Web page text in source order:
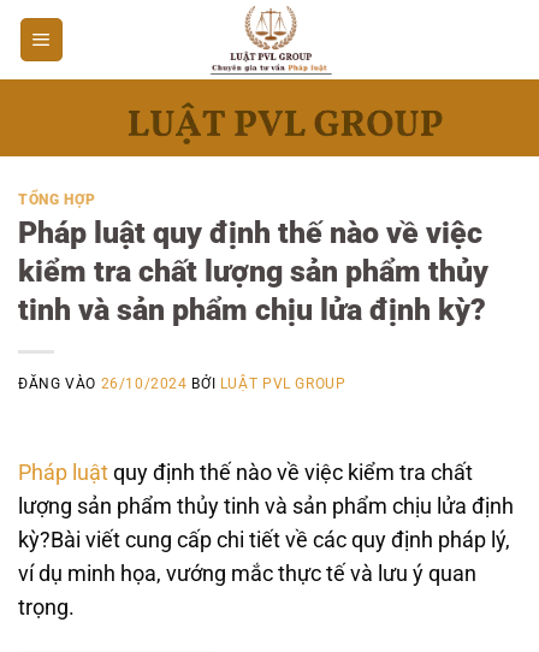
Bỏ
qua
nội
TỔNG HỢP
Pháp luật quy định thế nào về việc
kiểm tra chất lượng sản phẩm thủy
tinh và sản phẩm chịu lửa định kỳ?
ĐĂNG VÀO 26/10/2024 BỞI LUẬT PVL GROUP
Pháp luật quy định thế nào về việc kiểm tra chất
lượng sản phẩm thủy tinh và sản phẩm chịu lửa định
kỳ?Bài viết cung cấp chi tiết về các quy định pháp lý,
ví dụ minh họa, vướng mắc thực tế và lưu ý quan
trọng.